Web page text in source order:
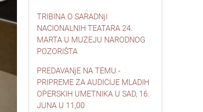
TRIBINA O SARADNjI
NACIONALNIH TEATARA 24.
MARTA U MUZEJU NARODNOG
POZORIŠTA
PREDAVANjE NA TEMU -
PRIPREME ZA AUDICIJE MLADIH
OPERSKIH UMETNIKA U SAD, 16.
JUNA U 11,00